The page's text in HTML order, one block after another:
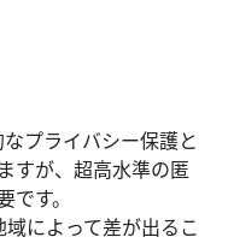
プライバシー保護と
すが、超高水準の匿
す。
によって差が出るこ